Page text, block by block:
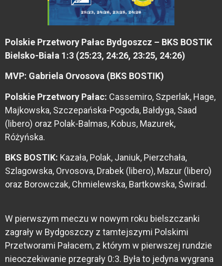
Polskie Przetwory Pałac Bydgoszcz – BKS BOSTIK
Bielsko-Biała 1:3 (25:23, 24:26, 23:25, 24:26)
MVP: Gabriela Orvosova (BKS BOSTIK)
Polskie Przetwory Pałac: Cassemiro, Szperlak, Hage,
Majkowska, Szczepańska-Pogoda, Bałdyga, Saad
(libero) oraz Polak-Balmas, Kobus, Mazurek,
Różyńska.
BKS BOSTIK: Kazała, Polak, Janiuk, Pierzchała,
Szlagowska, Orvosova, Drabek (libero), Mazur (libero)
oraz Borowczak, Chmielewska, Bartkowska, Świrad.
W pierwszym meczu w nowym roku bielszczanki
zagrały w Bydgoszczy z tamtejszymi Polskimi
Przetworami Pałacem, z którym w pierwszej rundzie
nieoczekiwanie przegrały 0:3. Była to jedyna wygrana